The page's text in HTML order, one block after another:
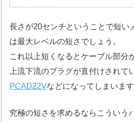
長さが20センチということで短い
は最大レベルの短さでしょう。
これ以上短くなるとケーブル部分
上流下流のプラグが直付けされて
PCAD22Vなどになってしまいます
究極の短さを求めるならこういう